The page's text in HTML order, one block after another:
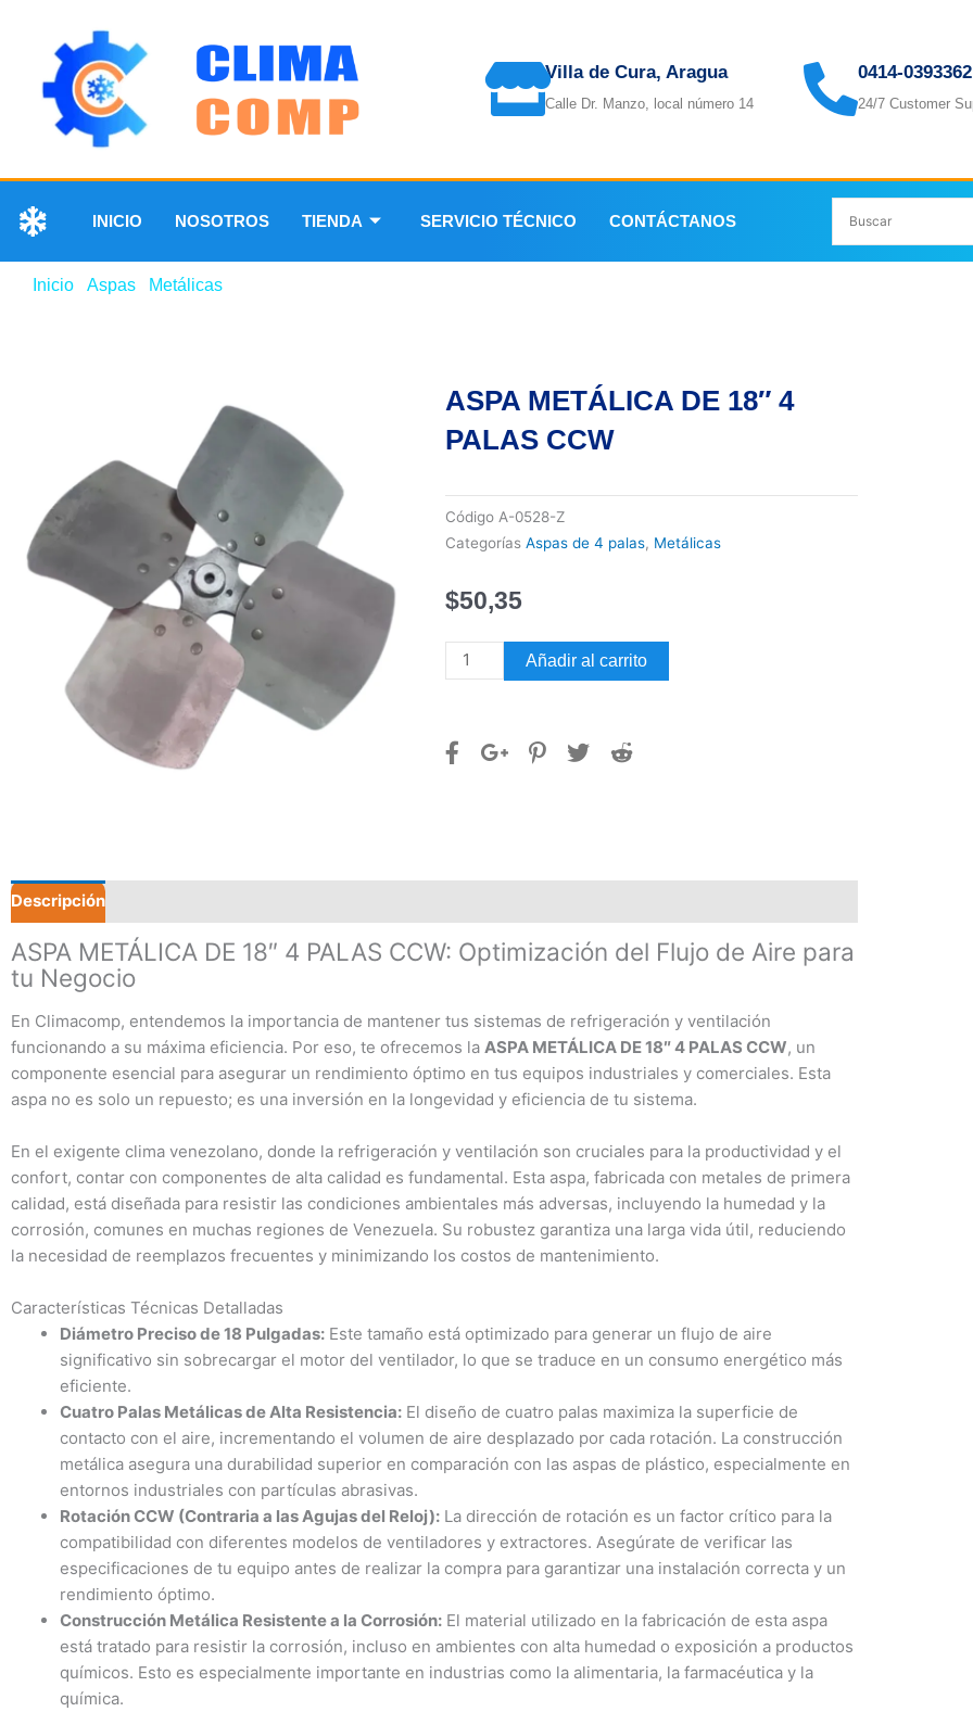
Villa de Cura, Aragua
Calle Dr. Manzo, local número 14
0414-0393362
24/7 Customer
INICIO NOSOTROS TIENDA SERVICIO TÉCNICO CONTÁCTANOS
Inicio Aspas Metálicas
ASPA METÁLICA DE 18″ 4
PALAS CCW
Código A-0528-Z
Categorías Aspas de 4 palas, Metálicas
$50,35
ASPA
METÁLICA
4
Añadir al carrito
Descripción
ASPA METÁLICA DE 18″ 4 PALAS CCW: Optimización del Flujo de Aire para
tu Negocio
En Climacomp, entendemos la importancia de mantener tus sistemas de refrigeración y ventilación
funcionando a su máxima eficiencia. Por eso, te ofrecemos la ASPA METÁLICA DE 18″ 4 PALAS CCW, un
componente esencial para asegurar un rendimiento óptimo en tus equipos industriales y comerciales. Esta
aspa no es solo un repuesto; es una inversión en la longevidad y eficiencia de tu sistema.
En el exigente clima venezolano, donde la refrigeración y ventilación son cruciales para la productividad y el
confort, contar con componentes de alta calidad es fundamental. Esta aspa, fabricada con metales de primera
calidad, está diseñada para resistir las condiciones ambientales más adversas, incluyendo la humedad y la
corrosión, comunes en muchas regiones de Venezuela. Su robustez garantiza una larga vida útil, reduciendo
la necesidad de reemplazos frecuentes y minimizando los costos de mantenimiento.
Características Técnicas Detalladas
Diámetro Preciso de 18 Pulgadas: Este tamaño está optimizado para generar un flujo de aire
significativo sin sobrecargar el motor del ventilador, lo que se traduce en un consumo energético más
eficiente.
Cuatro Palas Metálicas de Alta Resistencia: El diseño de cuatro palas maximiza la superficie de
contacto con el aire, incrementando el volumen de aire desplazado por cada rotación. La construcción
metálica asegura una durabilidad superior en comparación con las aspas de plástico, especialmente en
entornos industriales con partículas abrasivas.
Rotación CCW (Contraria a las Agujas del Reloj): La dirección de rotación es un factor crítico para la
compatibilidad con diferentes modelos de ventiladores y extractores. Asegúrate de verificar las
especificaciones de tu equipo antes de realizar la compra para garantizar una instalación correcta y un
rendimiento óptimo.
Construcción Metálica Resistente a la Corrosión: El material utilizado en la fabricación de esta aspa
está tratado para resistir la corrosión, incluso en ambientes con alta humedad o exposición a productos
químicos. Esto es especialmente importante en industrias como la alimentaria, la farmacéutica y la
química.